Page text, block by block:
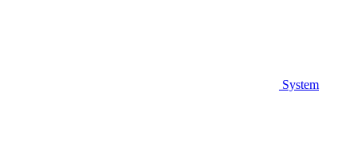
System